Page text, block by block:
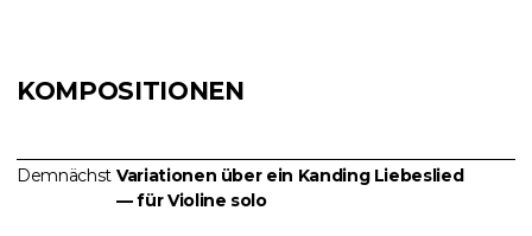
KOMPOSITIONEN
Demnächst Variationen über ein Kanding Liebeslied
— für Violine solo